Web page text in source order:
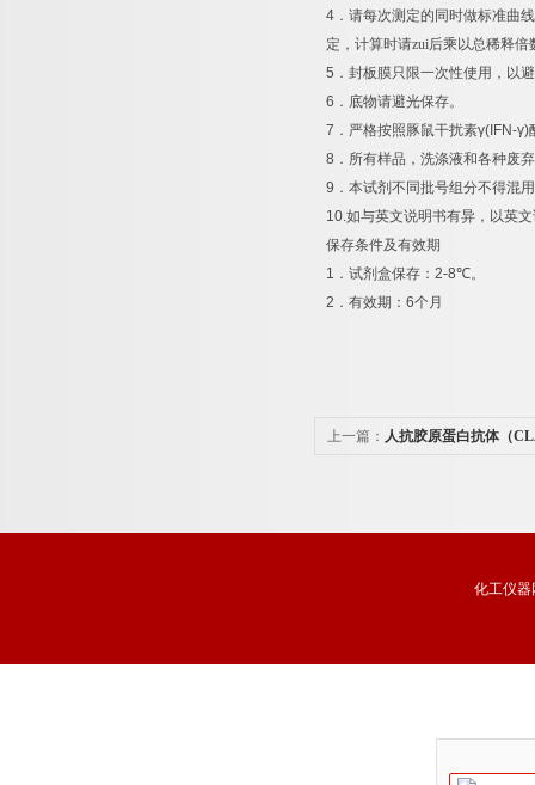
4 ．请每次测定的同时做标准曲
定，计算时请zui后乘以总稀释倍
5 ．封板膜只限一次性使用，以
6 ．底物请避光保存。
7 ．严格按照豚鼠干扰素γ(IFN-γ)
8 ．所有样品，洗涤液和各种废
9 ．本试剂不同批号组分不得混
10.如与英文说明书有异，以英
保存条件及有效期
1 ．试剂盒保存： 2-8℃。
2 ．有效期： 6个月
上一篇： 人抗胶原蛋白抗体（
化工仪器